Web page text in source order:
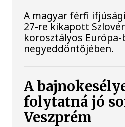
A magyar férfi
27-re kikapott
korosztályos
negyeddöntőjében.
A
folytatná jó
Veszprém